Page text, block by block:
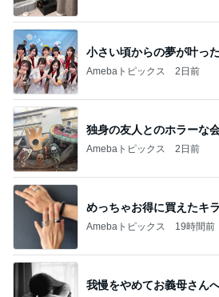
小さい頃からの夢が叶っ
Amebaトピックス 2日前
独身の友人とのホラーな
Amebaトピックス 2日前
めっちゃお得に買えたキ
Amebaトピックス 19時間前
我慢をやめてお義母さん